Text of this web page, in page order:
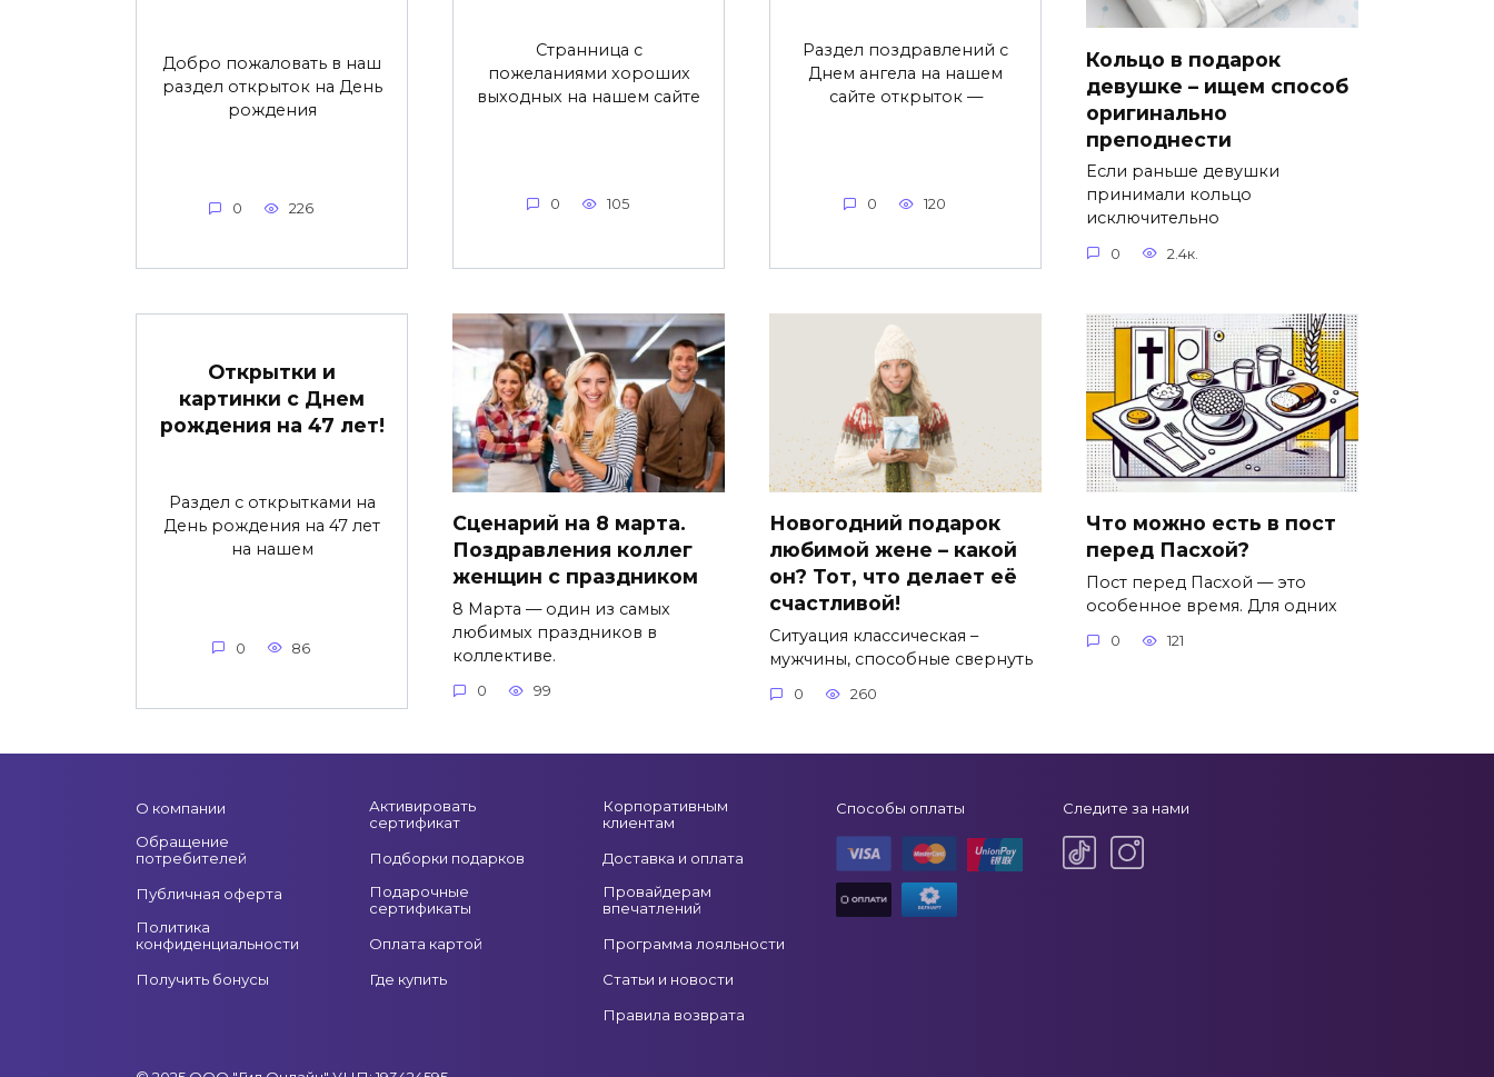
Добро пожаловать в наш
раздел открыток на День
рождения
0 226
Странница с
пожеланиями хороших
выходных на нашем сайте
0 105
Раздел поздравлений с
Днем ангела на нашем
сайте открыток —
0 120
Кольцо в подарок
девушке – ищем способ
оригинально
преподнести
Если раньше девушки
принимали кольцо
исключительно
0 2.4к.
Открытки и
картинки с Днем
рождения на 47 лет!
Раздел с открытками на
День рождения на 47 лет
на нашем
0 86
Сценарий на 8 марта.
Поздравления коллег
женщин с праздником
8 Марта — один из самых
любимых праздников в
коллективе.
0 99
Новогодний подарок
любимой жене – какой
он? Тот, что делает её
счастливой!
Ситуация классическая –
мужчины, способные свернуть
0 260
Что можно есть в пост
перед Пасхой?
Пост перед Пасхой — это
особенное время. Для одних
0 121
О компании
Обращение
потребителей
Публичная оферта
Политика
конфиденциальности
Получить бонусы
Активировать
сертификат
Подборки подарков
Подарочные
сертификаты
Оплата картой
Где купить
Корпоративным
клиентам
Доставка и оплата
Провайдерам
впечатлений
Программа лояльности
Статьи и новости
Правила возврата
Способы оплаты Следите за нами